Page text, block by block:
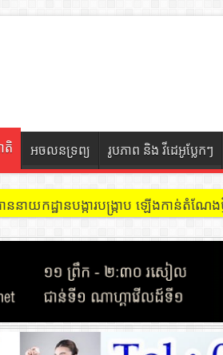
តិ អចលនទ្រព្យ រូបភាព និង វីដេអូប្លែកៗ
ខណ្ឌទួលគោក មានអ្នកជួលបន្ទប់បើកល្ប